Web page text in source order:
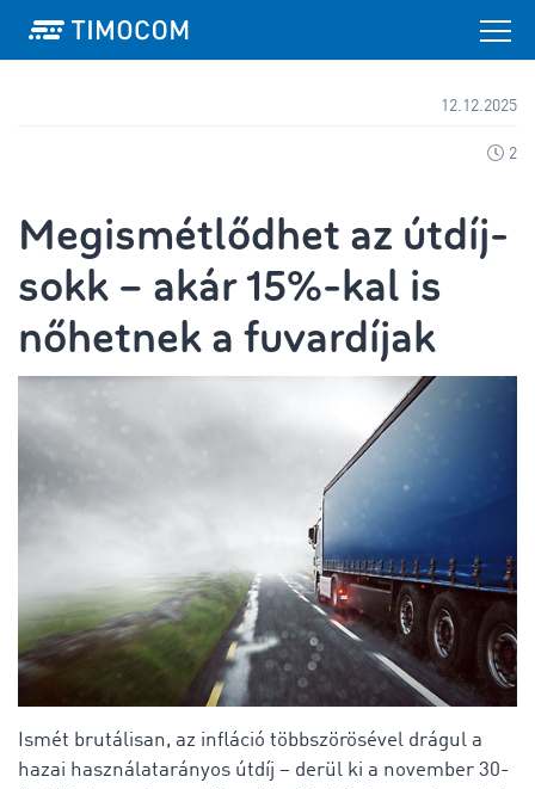
12.12.2025
2
Megismétlődhet az útdíj-
sokk – akár 15%-kal is
nőhetnek a fuvardíjak
Ismét brutálisan, az infláció többszörösével drágul a
hazai használatarányos útdíj – derül ki a november 30-